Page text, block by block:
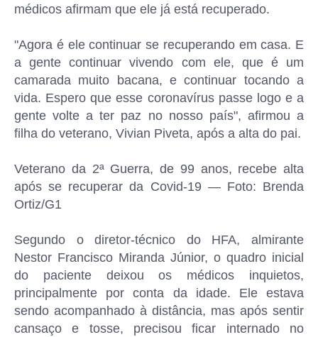
médicos afirmam que ele já está recuperado.
"Agora é ele continuar se recuperando em casa. E
a gente continuar vivendo com ele, que é um
camarada muito bacana, e continuar tocando a
vida. Espero que esse coronavírus passe logo e a
gente volte a ter paz no nosso país", afirmou a
filha do veterano, Vivian Piveta, após a alta do pai.
Veterano da 2ª Guerra, de 99 anos, recebe alta
após se recuperar da Covid-19 — Foto: Brenda
Ortiz/G1
Segundo o diretor-técnico do HFA, almirante
Nestor Francisco Miranda Júnior, o quadro inicial
do paciente deixou os médicos inquietos,
principalmente por conta da idade. Ele estava
sendo acompanhado à distância, mas após sentir
cansaço e tosse, precisou ficar internado no